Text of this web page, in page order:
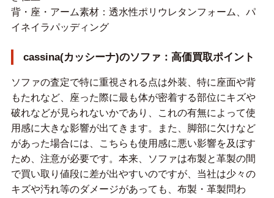
背・座・アーム素材：透水性ポリウレタンフォーム、パ
イネイラパッディング
cassina(カッシーナ)のソファ：高価買取ポイント
ソファの査定で特に重視される点は外装、特に座面や背
もたれなど、座った際に最も体が密着する部位にキズや
破れなどが見られないかであり、これの有無によって使
用感に大きな影響が出てきます。また、脚部に欠けなど
があった場合には、こちらも使用感に悪い影響を及ぼす
ため、注意が必要です。本来、ソファは布製と革製の間
で買い取り値段に差が出やすいのですが、当社は少々の
キズや汚れ等のダメージがあっても、布製・革製問わ